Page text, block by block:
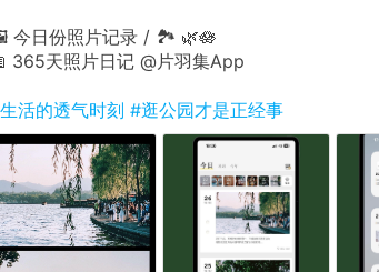
今日份照片记录 / 🏞 🌿🪷
365天照片日记 @片羽集App
活的透气时刻 #逛公园才是正经事